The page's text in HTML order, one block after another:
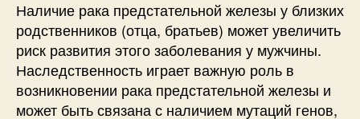
Наличие рака предстательной железы у близких
родственников (отца, братьев) может увеличить
риск развития этого заболевания у мужчины.
Наследственность играет важную роль в
возникновении рака предстательной железы и
может быть связана с наличием мутаций генов,